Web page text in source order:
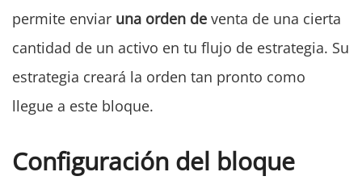
permite enviar una orden de venta de una cierta
cantidad de un activo en tu flujo de estrategia. Su
estrategia creará la orden tan pronto como
llegue a este bloque.
Configuración del bloque